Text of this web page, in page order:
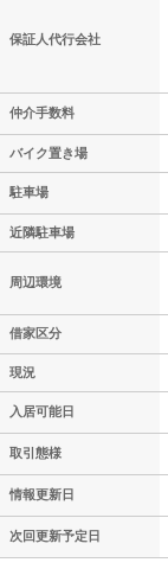
保証人代行会社
仲介手数料
バイク置き場
駐車場
近隣駐車場
周辺環境
借家区分
現況
入居可能日
取引態様
情報更新日
次回更新予定日